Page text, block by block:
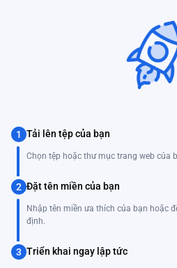
1 Tải lên tệp của bạn
Chọn tệp hoặc thư mục trang web của
2 Đặt tên miền của bạn
Nhập tên miền ưa thích của bạn hoặc
định.
3 Triển khai ngay lập tức